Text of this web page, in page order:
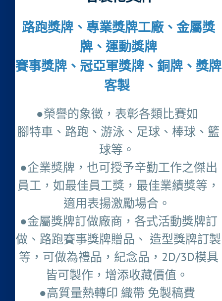
路跑獎牌、專業獎牌工廠、金屬獎
牌、運動獎牌
賽事獎牌、冠亞軍獎牌、銅牌、獎牌
客製
●榮譽的象徵，表彰各類比賽如
腳特車、路跑、游泳、足球、棒球、籃
球等。
●企業獎牌，也可授予辛勤工作之傑出
員工，如最佳員工獎，最佳業績獎等，
適用表揚激勵場合。
●金屬獎牌訂做廠商，各式活動獎牌訂
做、路跑賽事獎牌贈品、 造型獎牌訂製
等，可做為禮品，紀念品，2D/3D模具
皆可製作，增添收藏價值。
●高質量熱轉印 織帶 免製稿費